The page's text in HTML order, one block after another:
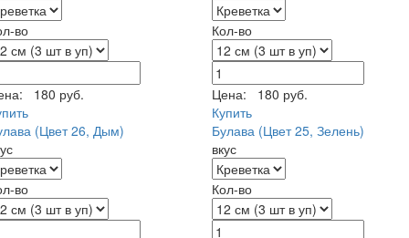
во
180 руб.
Кол-во
Цена:
180 руб.
Купить
(Цвет 26, Дым)
во
Булава (Цвет 25, Зелень)
вкус
Кол-во